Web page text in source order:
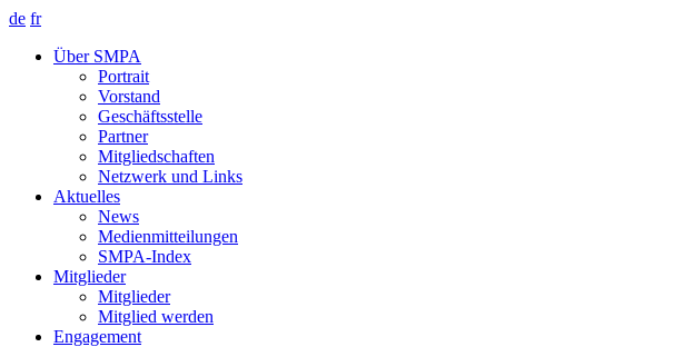
de fr
Über SMPA
Portrait
Vorstand
Geschäftsstelle
Partner
Mitgliedschaften
Netzwerk und Links
Aktuelles
News
Medienmitteilungen
SMPA-Index
Mitglieder
Mitglieder
Mitglied werden
Engagement